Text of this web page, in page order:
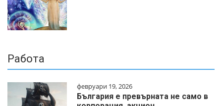
Работа
февруари 19, 2026
България е превърната не само в